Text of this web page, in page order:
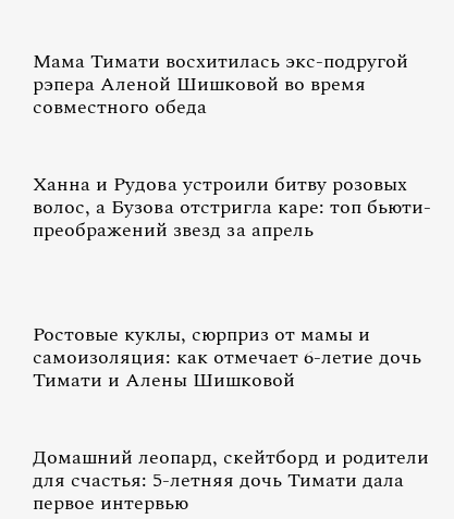
Мама Тимати восхитилась экс-подругой
рэпера Аленой Шишковой во время
совместного обеда
Ханна и Рудова устроили битву розовых
волос, а Бузова отстригла каре: топ бьюти-
преображений звезд за апрель
Ростовые куклы, сюрприз от мамы и
самоизоляция: как отмечает 6-летие дочь
Тимати и Алены Шишковой
Домашний леопард, скейтборд и родители
для счастья: 5-летняя дочь Тимати дала
первое интервью